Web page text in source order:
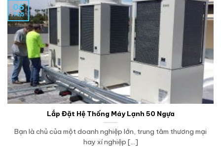
Lắp Đặt Hệ Thống Máy Lạnh 50 Ngựa
Bạn là chủ của một doanh nghiệp lớn, trung tâm thương mại
hay xí nghiệp [...]
06
Th5